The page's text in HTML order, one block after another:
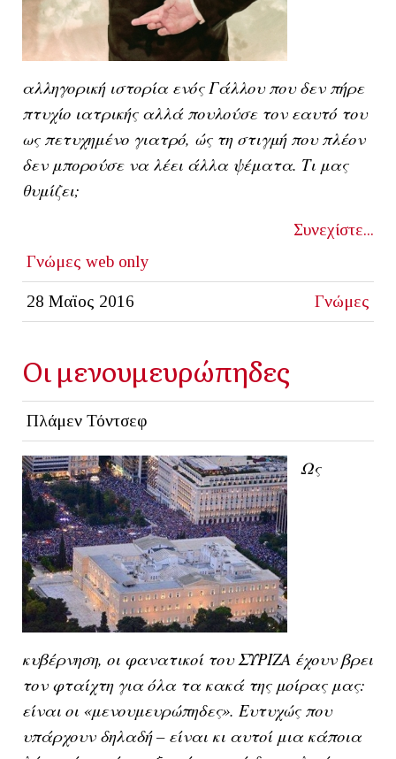
αλληγορική ιστορία ενός Γάλλου που δεν πήρε
πτυχίο ιατρικής αλλά πουλούσε τον εαυτό του
ως πετυχημένο γιατρό, ώς τη στιγμή που πλέον
δεν μπορούσε να λέει άλλα ψέματα. Τι μας
θυμίζει;
Συνεχίστε...
Γνώμες web only
28 Μαϊος 2016 Γνώμες
Οι μενουμευρώπηδες
Πλάμεν Τόντσεφ
Ως
κυβέρνηση, οι φανατικοί του ΣΥΡΙΖΑ έχουν βρει
τον φταίχτη για όλα τα κακά της μοίρας μας:
είναι οι «μενουμευρώπηδες». Ευτυχώς που
υπάρχουν δηλαδή – είναι κι αυτοί μια κάποια